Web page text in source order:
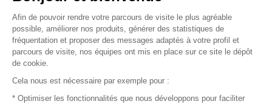
Plan du site
© 2016 –Organisation SAFI
Afin de pouvoir rendre votre parcours de visite le plus agréable
possible, améliorer nos produits, générer des statistiques de
fréquentation et proposer des messages adaptés à votre profil et
parcours de visite, nos équipes ont mis en place sur ce site le dépôt
de cookie.
Cela nous est nécessaire par exemple pour :
* Optimiser les fonctionnalités que nous développons pour faciliter